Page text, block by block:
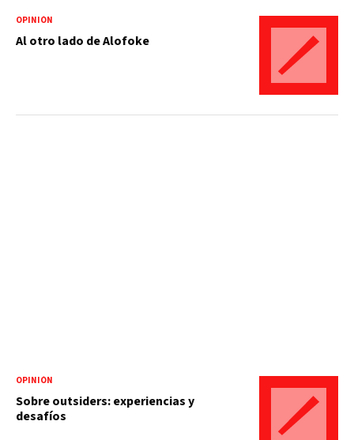
OPINIÓN
Al otro lado de Alofoke
OPINIÓN
Sobre outsiders: experiencias y
desafíos